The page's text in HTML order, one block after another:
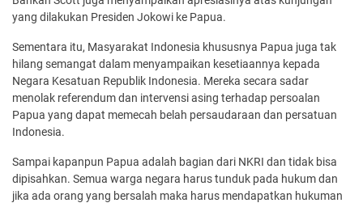
yang dilakukan Presiden Jokowi ke Papua.
Sementara itu, Masyarakat Indonesia khususnya Papua juga tak
hilang semangat dalam menyampaikan kesetiaannya kepada
Negara Kesatuan Republik Indonesia. Mereka secara sadar
menolak referendum dan intervensi asing terhadap persoalan
Papua yang dapat memecah belah persaudaraan dan persatuan
Indonesia.
Sampai kapanpun Papua adalah bagian dari NKRI dan tidak bisa
dipisahkan. Semua warga negara harus tunduk pada hukum dan
jika ada orang yang bersalah maka harus mendapatkan hukuman